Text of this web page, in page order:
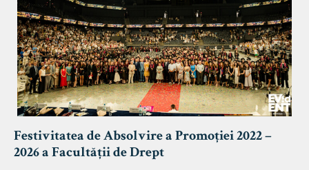
Festivitatea de Absolvire a Promoției 2022 –
2026 a Facultății de Drept